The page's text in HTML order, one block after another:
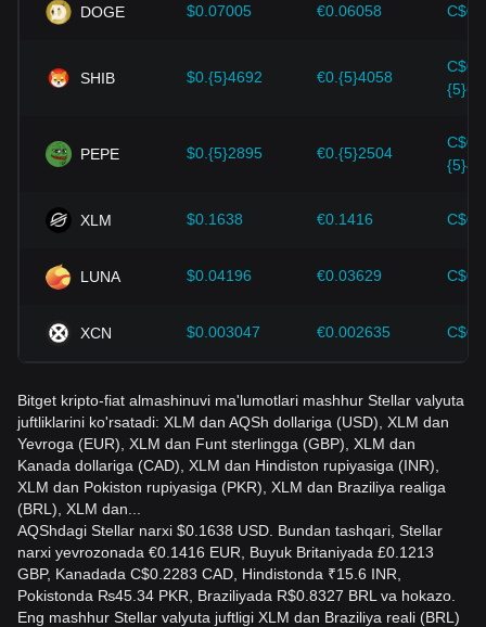
ushbu dinamikani tushunishlari kerak. Ushbu omillarni ko'rib
chiqqandan so'ng, investorlar ham Stellar narxi kelajakdagi
bozorda o'z investitsiya strategiyalarini mos ravishda
moslashtirishi kerak.
DOGE $0.07005 €0.06058
SHIB $0.{5}4692 €0.{5}4058
C$0.
PEPE $0.{5}2895 €0.{5}2504
C$0.
XLM $0.1638 €0.1416
LUNA $0.04196 €0.03629
XCN $0.003047 €0.002635
Bitget kripto-fiat almashinuvi ma'lumotlari mashhur Stellar valyuta
juftliklarini ko'rsatadi: XLM dan AQSh dollariga (USD), XLM dan
Yevroga (EUR), XLM dan Funt sterlingga (GBP), XLM dan
Kanada dollariga (CAD), XLM dan Hindiston rupiyasiga (INR),
XLM dan Pokiston rupiyasiga (PKR), XLM dan Braziliya realiga
(BRL), XLM dan...
AQShdagi Stellar narxi $0.1638 USD. Bundan tashqari, Stellar
narxi yevrozonada €0.1416 EUR, Buyuk Britaniyada £0.1213
GBP, Kanadada C$0.2283 CAD, Hindistonda ₹15.6 INR,
Pokistonda ₨45.34 PKR, Braziliyada R$0.8327 BRL va hokazo.
Eng mashhur Stellar valyuta juftligi XLM dan Braziliya reali (BRL)